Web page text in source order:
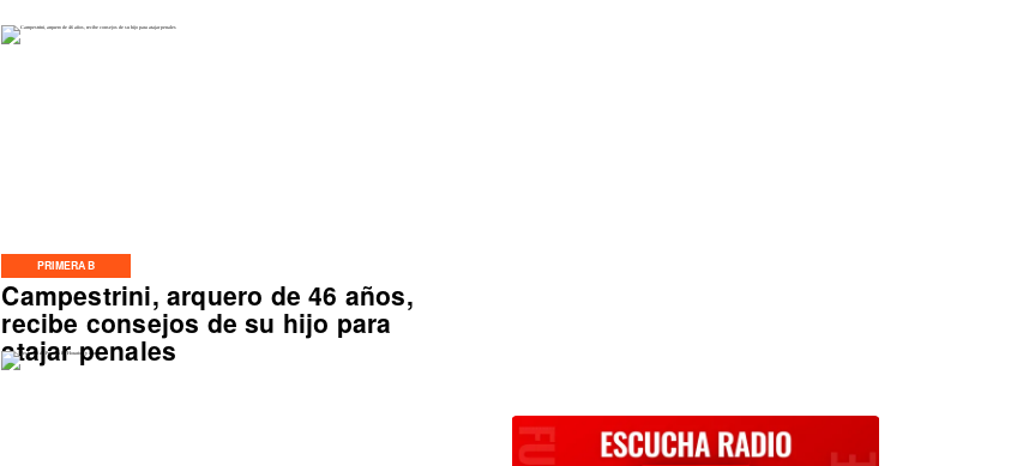
PRIMERA B
Campestrini, arquero de 46 años,
recibe consejos de su hijo para
atajar penales